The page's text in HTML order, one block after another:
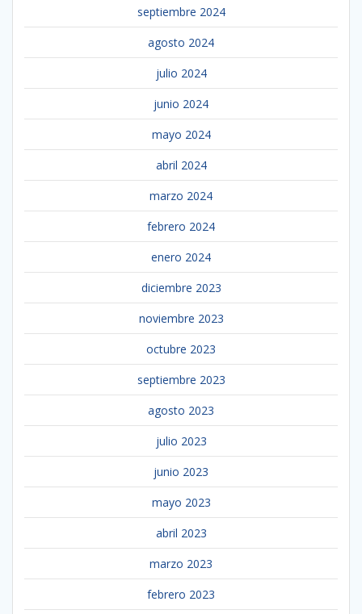
septiembre 2024
agosto 2024
julio 2024
junio 2024
mayo 2024
abril 2024
marzo 2024
febrero 2024
enero 2024
diciembre 2023
noviembre 2023
octubre 2023
septiembre 2023
agosto 2023
julio 2023
junio 2023
mayo 2023
abril 2023
marzo 2023
febrero 2023